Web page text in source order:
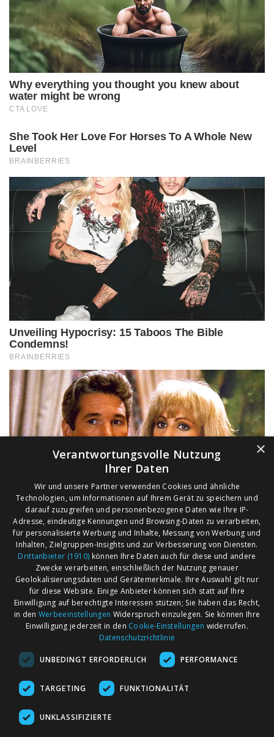
AGB
Impressum
Kontakt
Märkte nach Bundesländern
Märkte nach PLZ
Märkte nach Umkreis
Flohmarkt
×
Verantwortungsvolle Nutzung
Ihrer Daten
Wir und unsere Partner verwenden Cookies und ähnliche
Technologien, um Informationen auf Ihrem Gerät zu speichern und
darauf zuzugreifen und personenbezogene Daten wie Ihre IP-
Adresse, eindeutige Kennungen und Browsing-Daten zu verarbeiten,
für personalisierte Werbung und Inhalte, Messung von Werbung und
Inhalten, Zielgruppen-Insights und zur Verbesserung von Diensten.
Drittanbieter (1910) können Ihre Daten auch für diese und andere
Zwecke verarbeiten, einschließlich der Nutzung genauer
Geolokalisierungsdaten und Gerätemerkmale. Ihre Auswahl gilt nur
für diese Website. Einige Anbieter können sich statt auf Ihre
Einwilligung auf berechtigte Interessen stützen; Sie haben das Recht,
in den Werbeeinstellungen Widerspruch einzulegen. Sie können Ihre
Einwilligung jederzeit in den Cookie-Einstellungen widerrufen.
Datenschutzrichtlinie
UNBEDINGT ERFORDERLICH PERFORMANCE
TARGETING FUNKTIONALITÄT
UNKLASSIFIZIERTE